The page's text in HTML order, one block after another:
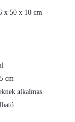
x 50 x 10 cm
cm
alkalmas.